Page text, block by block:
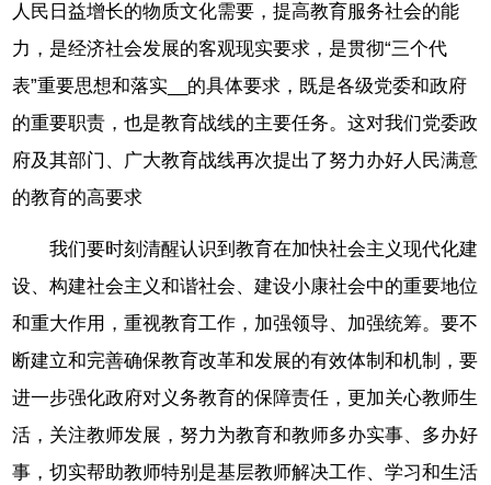
人民日益增长的物质文化需要，提高教育服务社会的能
力，是经济社会发展的客观现实要求，是贯彻“三个代
表”重要思想和落实__的具体要求，既是各级党委和政府
的重要职责，也是教育战线的主要任务。这对我们党委政
府及其部门、广大教育战线再次提出了努力办好人民满意
的教育的高要求
我们要时刻清醒认识到教育在加快社会主义现代化建
设、构建社会主义和谐社会、建设小康社会中的重要地位
和重大作用，重视教育工作，加强领导、加强统筹。要不
断建立和完善确保教育改革和发展的有效体制和机制，要
进一步强化政府对义务教育的保障责任，更加关心教师生
活，关注教师发展，努力为教育和教师多办实事、多办好
事，切实帮助教师特别是基层教师解决工作、学习和生活